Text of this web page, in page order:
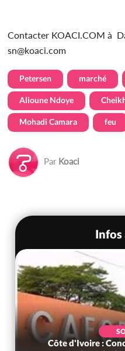
Contacter KOACI.COM à
sn@koaci.com
Petersen marché
Alioune Ndoye
Mohadi Camara feu
Par Koaci
Infos
Côte d'Ivoire :